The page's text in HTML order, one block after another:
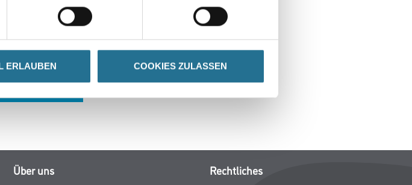
ERLAUBEN COOKIES ZULASSEN
das Problem so schnell wie möglich beheben.
Shop und lassen Sie sich inspirieren.
Über uns Rechtliches